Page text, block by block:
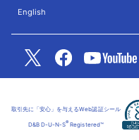
English
取引先に「安心」を与えるWeb認証シール
D&B D-U-N-S® Registered™